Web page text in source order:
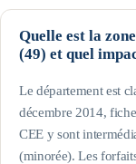
Quelle est la
(49) et quel
Le département est
décembre 2014,
CEE y sont
(minorée). Les